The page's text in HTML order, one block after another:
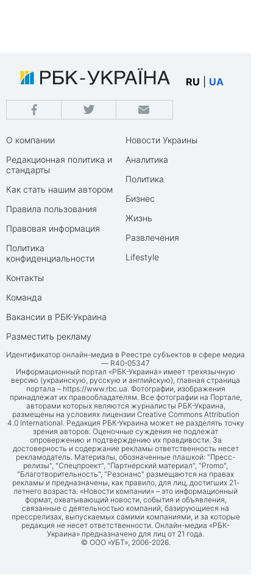
RU UA
О компании
Редакционная политика и
стандарты
Как стать нашим автором
Правила пользования
Правовая информация
Политика
конфиденциальности
Контакты
Команда
Вакансии в РБК-Украина
Разместить рекламу
Новости Украины
Аналитика
Политика
Бизнес
Жизнь
Развлечения
Lifestyle
Идентификатор онлайн-медиа в Реестре субъектов в сфере медиа
— R40-05347
Информационный портал «РБК-Украина» имеет трехязычную
версию (украинскую, русскую и английскую), главная страница
портала – https://www.rbc.ua. Фотографии, изображения
принадлежат их правообладателям. Все фотографии на Портале,
авторами которых являются журналисты РБК-Украина,
размещены на условиях лицензии Creative Commons Attribution
4.0 International. Редакция РБК-Украина может не разделять точку
зрения авторов. Оценочные суждения не подлежат
опровержению и подтверждению их правдивости. За
достоверность и содержание рекламы ответственность несет
рекламодатель. Материалы, обозначенные плашкой: "Пресс-
релизы", "Спецпроект", "Партнерский материал", "Promo",
"Благотворительность", "Резонанс" размещаются на правах
рекламы и предназначены, как правило, для лиц, достигших 21-
летнего возраста. «Новости компании» – это информационный
формат, охватывающий новости, события и объявления,
связанные с деятельностью компаний, базирующиеся на
прессрелизах, выпускаемых самими компаниями, и за которые
редакция не несет ответственности. Онлайн-медиа «РБК-
Украина» предназначено для лиц от 21 года.
© ООО «УБТ», 2006-2026.